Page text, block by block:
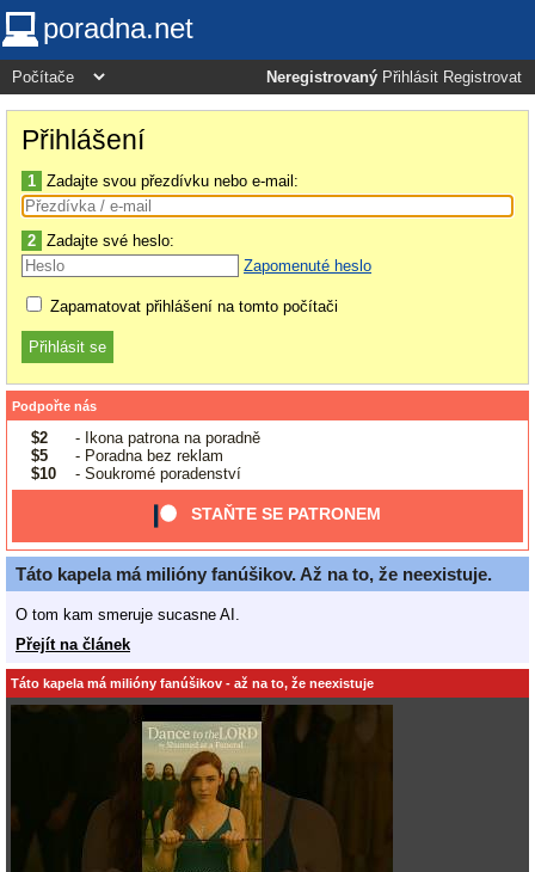
poradna.net
Neregistrovaný Přihlásit Registrovat
Přihlášení
1 Zadajte svou přezdívku nebo e-mail:
2 Zadajte své heslo:
Zapomenuté heslo
Zapamatovat přihlášení na tomto počítači
Podpořte nás
$2
- Ikona patrona na poradně
$5
- Poradna bez reklam
$10
- Soukromé poradenství
STAŇTE SE PATRONEM
Táto kapela má milióny fanúšikov. Až na to, že neexistuje.
O tom kam smeruje sucasne AI.
Přejít na článek
Táto kapela má milióny fanúšikov - až na to, že neexistuje